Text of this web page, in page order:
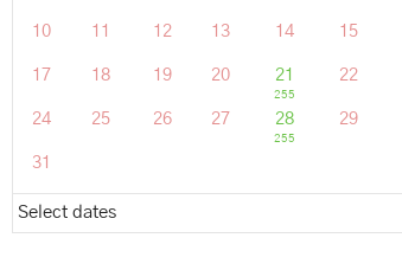
10 11 12 13 14 15
17 18 19 20 21
255
22
24 25 26 27 28
255
29
31
Select dates